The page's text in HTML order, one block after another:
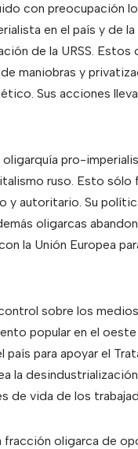
con preocupación
en el país y de
de la URSS. Estos
maniobras y
Sus acciones
pro-
ruso. Esto sólo
y autoritario. Su
oligarcas
la Unión Europea
sobre los
popular en el oeste
para apoyar el
la
de vida de los
oligarca de